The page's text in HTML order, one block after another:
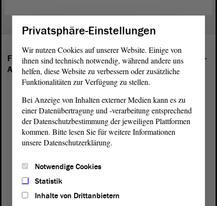
Folgende Fraktionen sind im Landtag von Sachsen-
Anhalt vertreten:
Privatsphäre-Einstellungen
Wir nutzen Cookies auf unserer Website. Einige von
ihnen sind technisch notwendig, während andere uns
helfen, diese Website zu verbessern oder zusätzliche
Funktionalitäten zur Verfügung zu stellen.
Bei Anzeige von Inhalten externer Medien kann es zu
einer Datenübertragung und -verarbeitung entsprechend
der Datenschutzbestimmung der jeweiligen Plattformen
kommen. Bitte lesen Sie für weitere Informationen
unsere Datenschutzerklärung.
Notwendige Cookies
Statistik
Inhalte von Drittanbietern